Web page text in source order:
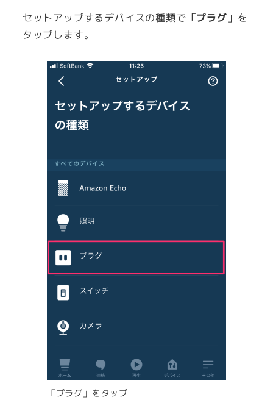
セットアップするデバイスの種類で「プラグ 」を
タップします。
「プラグ」をタップ